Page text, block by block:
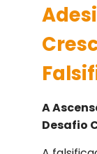
A
Desafio